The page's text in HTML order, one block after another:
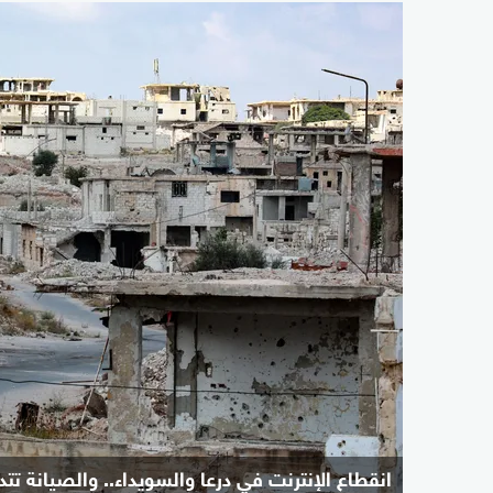
انقطاع الإنترنت في درعا والسويداء.. والصيانة